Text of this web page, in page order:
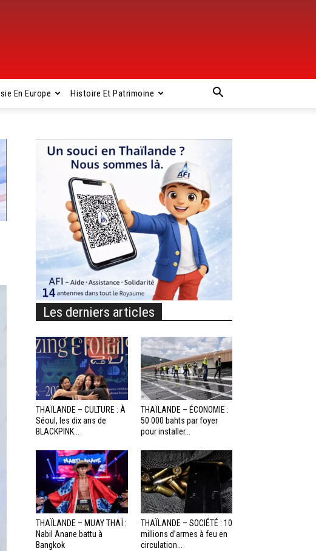
En Europe Histoire Et Patrimoine
Les derniers articles
THAÏLANDE – CULTURE : À
Séoul, les dix ans de
BLACKPINK...
THAÏLANDE – ÉCONOMIE :
50 000 bahts par foyer
pour installer...
THAÏLANDE – MUAY THAÏ :
Nabil Anane battu à
Bangkok
THAÏLANDE – SOCIÉTÉ : 10
millions d’armes à feu en
circulation...